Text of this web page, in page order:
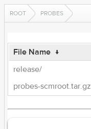
ROOT PROBES
File Name ↓
release/
probes-scmroot.tar.gz